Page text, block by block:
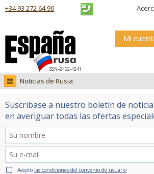
ISSN–2462-4241
+34 93 272 64 90
Mi
Noticias de Rusia
Noticias de Rusia
Fotos
Suscribase a nuestro boletín de
en averiguar todas las ofertas
Acepto las condiciones del convenio de usuario